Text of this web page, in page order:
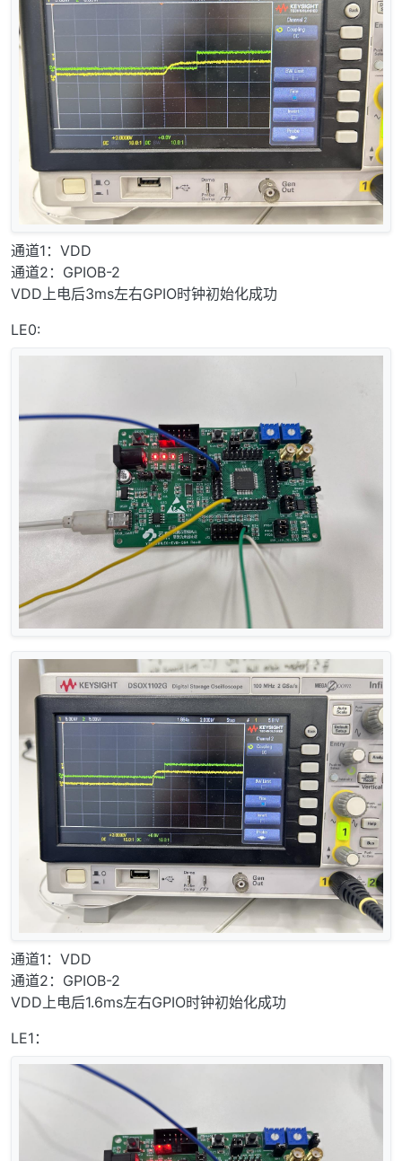
通道1：VDD
通道2：GPIOB-2
VDD上电后3ms左右GPIO时钟初始化成功
LE0:
通道1：VDD
通道2：GPIOB-2
VDD上电后1.6ms左右GPIO时钟初始化成功
LE1：